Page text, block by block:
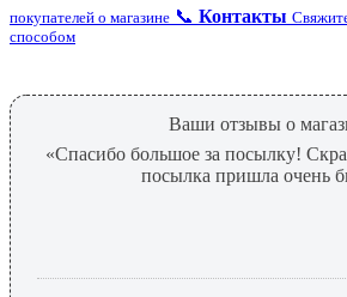
покупателей о магазине 📞 Контакты
способом
Ваши отзывы о
«Спасибо большое за посылку!
посылка пришла очень